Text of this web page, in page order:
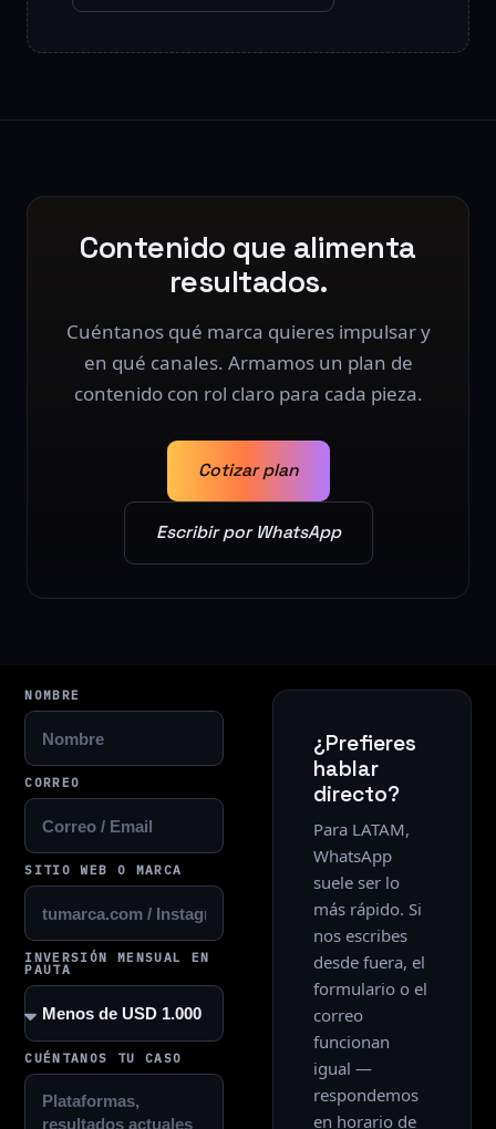
Contenido que alimenta
resultados.
Cuéntanos qué marca quieres impulsar y
en qué canales. Armamos un plan de
contenido con rol claro para cada pieza.
Cotizar plan
Escribir por WhatsApp
NOMBRE
CORREO
SITIO WEB O MARCA
INVERSIÓN MENSUAL EN
PAUTA
CUÉNTANOS TU CASO
¿Prefieres
hablar
directo?
Para LATAM,
WhatsApp
suele ser lo
más rápido. Si
nos escribes
desde fuera, el
formulario o el
correo
funcionan
igual —
respondemos
en horario de